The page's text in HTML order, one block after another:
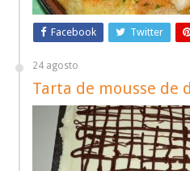
Facebook Twitter
24 agosto
Tarta de mousse de